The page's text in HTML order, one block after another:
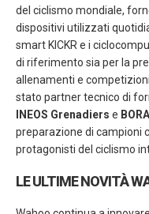
del ciclismo mondiale,
dispositivi utilizzati
smart KICKR e i
di riferimento sia per la
allenamenti e
stato partner tecnico di
INEOS Grenadiers e
preparazione di campioni
protagonisti del ciclismo
LE ULTIME NOVITÀ